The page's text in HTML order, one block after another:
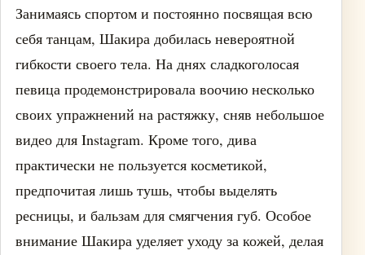
Занимаясь спортом и постоянно посвящая всю
себя танцам, Шакира добилась невероятной
гибкости своего тела. На днях сладкоголосая
певица продемонстрировала воочию несколько
своих упражнений на растяжку, сняв небольшое
видео для Instagram. Кроме того, дива
практически не пользуется косметикой,
предпочитая лишь тушь, чтобы выделять
ресницы, и бальзам для смягчения губ. Особое
внимание Шакира уделяет уходу за кожей, делая